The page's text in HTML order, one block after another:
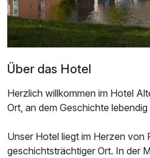
Über das Hotel
Herzlich willkommen im Hotel
Ort, an dem Geschichte lebendig
Unser Hotel liegt im Herzen von
geschichtsträchtiger Ort. In der